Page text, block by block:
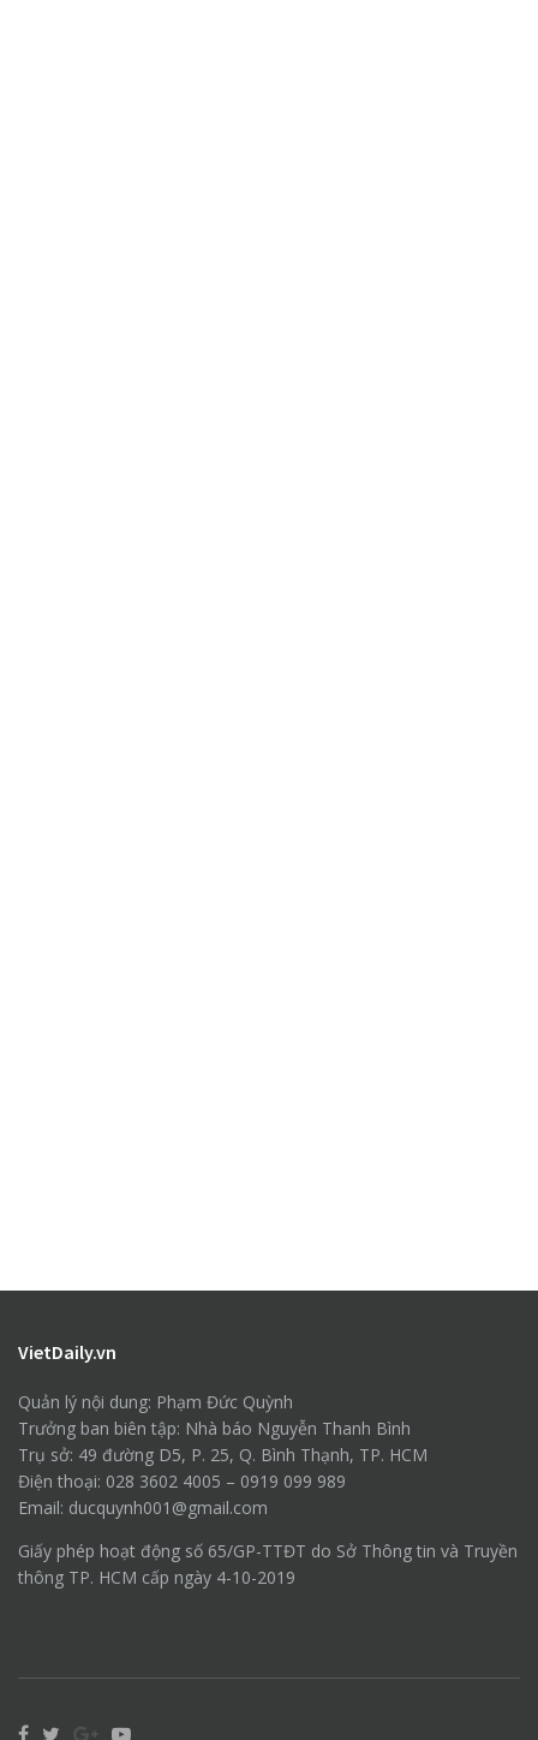
VietDaily.vn
Quản lý nội dung: Phạm Đức Quỳnh
Trưởng ban biên tập: Nhà báo Nguyễn Thanh Bình
Trụ sở: 49 đường D5, P. 25, Q. Bình Thạnh, TP. HCM
Điện thoại: 028 3602 4005 – 0919 099 989
Email: ducquynh001@gmail.com
Giấy phép hoạt động số 65/GP-TTĐT do Sở Thông tin và Truyền
thông TP. HCM cấp ngày 4-10-2019